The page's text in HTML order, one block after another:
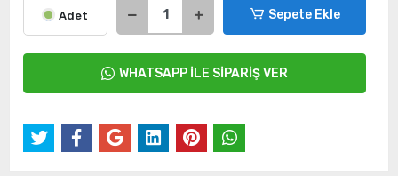
Adet Sepete Ekle
WHATSAPP İLE SİPARİŞ VER